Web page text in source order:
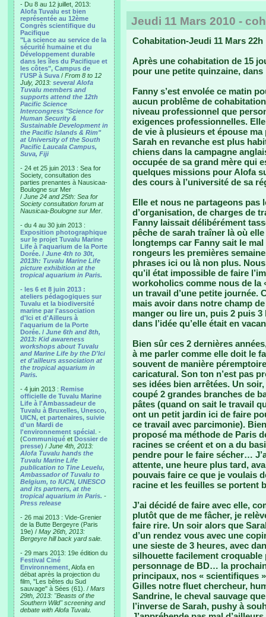
- Du 8 au 12 juillet, 2013:
Alofa Tuvalu est bien
représentée au 12ème
Congrès scientifique du
Pacifique
"La science au service de la
sécurité humaine et du
Développement durable
dans les îles du Pacifique et
les côtes", Campus de
l'USP à Suva / From 8 to 12
July, 2013: several Alofa
Tuvalu members and
supports attend the 12th
Pacific Science
Intercongress "Science for
Human Security &
Sustainable Development in
the Pacific Islands & Rim"
at University of the South
Pacific Laucala Campus,
Suva, Fiji
- 24 et 25 juin 2013 : Sea for
Society, consultation des
parties prenantes à Nausicaa-
Boulogne sur Mer
/ June 24 and 25th: Sea for
Society consultation forum at
Nausicaa-Boulogne sur Mer.
- du 4 au 30 juin 2013 :
Exposition photographique
sur le projet Tuvalu Marine
Life à l'aquarium de la Porte
Dorée. / June 4th to 30t,
2013h: Tuvalu Marine Life
picture exhibition at the
tropical aquarium in Paris.
- les 6 et 8 juin 2013 :
ateliers pédagogiques sur
Tuvalu et la biodiversité
marine par l'association
d'Ici et d'Ailleurs à
l'aquarium de la Porte
Dorée. / June 6th and 8th,
2013: Kid awareness
workshops about Tuvalu
and Marine Life by the D'Ici
et d'ailleurs association at
the tropical aquarium in
Paris.
- 4 juin 2013 : Remise
officielle de Tuvalu Marine
Life à l'Ambassadeur de
Tuvalu à Bruxelles, Unesco,
UICN, et partenaires, suivie
d'un Mardi de
l'environnement spécial . -
(Communiqué et Dossier de
presse) / June 4th, 2013:
Alofa Tuvalu hands the
Tuvalu Marine Life
publication to Tine Leuelu,
Ambassador of Tuvalu to
Belgium, to IUCN, UNESCO
and its partners, at the
tropical aquarium in Paris. -
Press release
- 26 mai 2013 : Vide-Grenier
de la Butte Bergeyre (Paris
19e) / May 26th, 2013:
Bergeyre hill back yard sale.
- 29 mars 2013: 19e édition du
Festival Ciné
Environnement , Alofa en
débat après la projection du
film, "Les bêtes du Sud
sauvage" à Sées (61). / Mars
29th, 2013: "Beasts of the
Southern Wild" screening and
debate with Alofa Tuvalu.
Jeudi 11 Mars 2010 -
Cohabitation-Jeudi 11 Mars 22h
Après une cohabitation de 15
pour une petite quinzaine,
Fanny s’est envolée ce matin
aucun problême de
niveau professionnel que
exigences professionnelles.
de vie à plusieurs et épouse
Sarah en revanche est plus
chiens dans la campagne
occupée de sa grand mère qui
quelques missions pour Alofa
des cours à l’université de sa
Elle et nous ne partageons pas
d’organisation, de charges de
Fanny laissait délibérément
pêche de sarah traîner là où
longtemps car Fanny sait le
rongeurs les premières
phrases ici ou là non plus.
qu’il état impossible de faire
workoholics comme nous de la
un travail d’une petite journée.
mais avoir dans notre champ
manger ou lire un, puis 2 puis
dans l’idée qu’elle était en
Bien sûr ces 2 dernières
à me parler comme elle doit le
souvent de manière
caricatural. Son ton n’est pas
ses idées bien arrêtées. Un
coupé 2 grandes branches de
pâtes (quand on sait le travail
ont un petit jardin ici de faire
ce travail avec parcimonie).
proposé ma méthode de Paris
racines se créent et on a du
pendre pour le faire sécher…
attente, une heure plus tard,
pouvais faire ce que je voulais
racine et les feuilles se portent
J’ai décidé de faire avec elle,
plutôt que de me fâcher, je
faire rire. Un soir alors que
d’un rendez vous avec une
une sieste de 3 heures, avec
silhouette facilement croquable
personnage de BD… la
principaux, nos « scientifiques
Gilles notre fluet chercheur,
Sandrine, le cheval sauvage
l’inverse de Sarah, pushy à